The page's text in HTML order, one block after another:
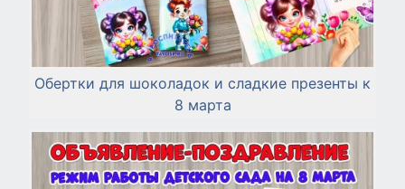
Обертки для шоколадок и сладкие презенты к
8 марта